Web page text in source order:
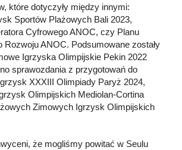
które dotyczyły między innymi:
Sportów Plażowych Bali 2023,
Cyfrowego ANOC, czy Planu
Rozwoju ANOC. Podsumowane zostały
Igrzyska Olimpijskie Pekin 2022
sprawozdania z przygotowań do
XXXIII Olimpiady Paryż 2024,
Olimpijskich Mediolan-Cortina
Zimowych Igrzysk Olimpijskich
że mogliśmy powitać w Seulu